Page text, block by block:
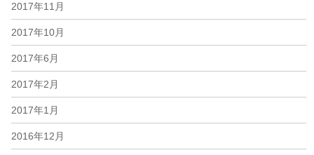
2017年11月
2017年10月
2017年6月
2017年2月
2017年1月
2016年12月